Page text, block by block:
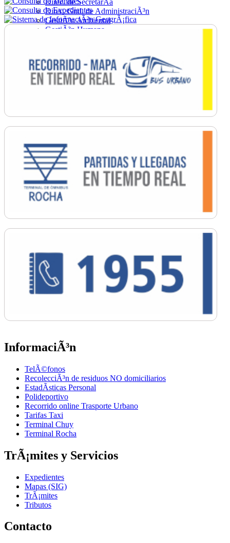
Direc. de SecretarÃ­a
Direc. Gral. de AdministraciÃ³n
GestiÃ³n Ambiental
GestiÃ³n Humana
Ordenamiento
PromociÃ³n Social
Salud
SecretarÃ­a General
InformaciÃ³n
TelÃ©fonos
RecolecciÃ³n de residuos NO domiciliarios
EstadÃ­sticas Personal
Polideportivo
Recorrido online Trasporte Urbano
Tarifas Taxi
Terminal Chuy
Terminal Rocha
TrÃ¡mites y Servicios
Expedientes
Mapas (SIG)
TrÃ¡mites
Tributos
Contacto